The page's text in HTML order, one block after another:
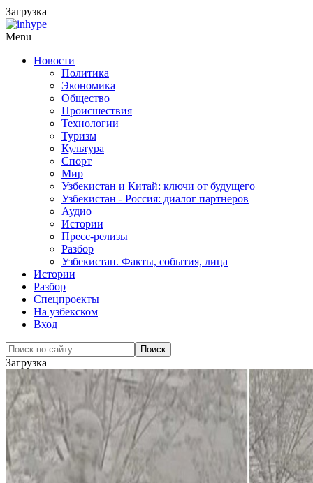
Загрузка
Menu
Новости
Политика
Экономика
Общество
Происшествия
Технологии
Туризм
Культура
Спорт
Мир
Узбекистан и Китай: ключи от будущего
Узбекистан - Россия: диалог партнеров
Аудио
Истории
Пресс-релизы
Разбор
Узбекистан. Факты, события, лица
Истории
Разбор
Спецпроекты
На узбекском
Вход
Загрузка